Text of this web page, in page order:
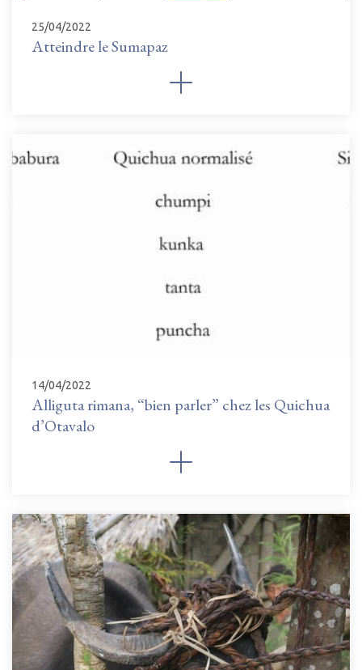
25/04/2022
Atteindre le Sumapaz
14/04/2022
Alliguta rimana, “bien parler” chez les Quichua
d’Otavalo